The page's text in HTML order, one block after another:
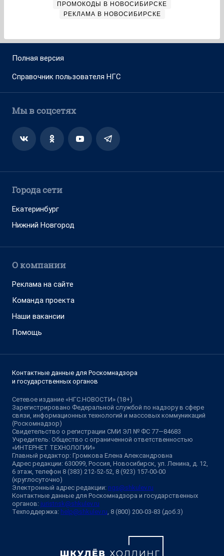
ПРОМОКОДЫ В НОВОСИБИРСКЕ
РЕКЛАМА В НОВОСИБИРСКЕ
Полная версия
Справочник пользователя НГС
Мы в соцсетях
Города сети
Екатеринбург
Нижний Новгород
О компании
Реклама на сайте
Команда проекта
Наши вакансии
Помощь
Контактные данные для Роскомнадзора
и государственных органов
Сетевое издание «НГС.НОВОСТИ» (18+)
Зарегистрировано Федеральной службой по надзору в сфере
связи, информационных технологий и массовых коммуникаций
(Роскомнадзор)
Свидетельство о регистрации СМИ ЭЛ № ФС 77—84683
Учредитель: Общество с ограниченной ответственностью
«ИНТЕРНЕТ ТЕХНОЛОГИИ»
Главный редактор: Громкова Елена Александровна
Адрес редакции: 630099, Россия, Новосибирск, ул. Ленина, д. 12,
6 этаж, телефон 8 (383) 212-52-52, 8 (923) 157-00-00
(круглосуточно)
Электронный адрес редакции: ngs@shkulev.ru
Контактные данные для Роскомнадзора и государственных
органов: juristnsk@shkulev.ru
Техподдержка: help@shkulev.ru, 8 (800) 200-03-83 (доб.3)